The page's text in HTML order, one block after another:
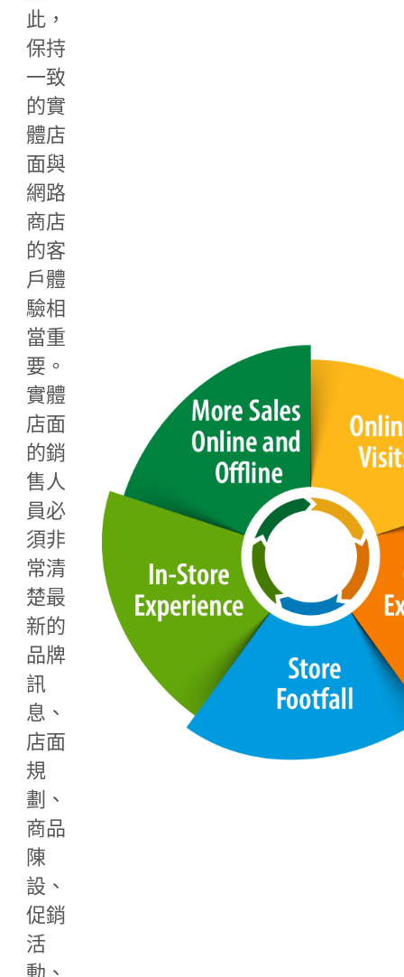
此，
保持
一致
的實
體店
面與
網路
商店
的客
戶體
驗相
當重
要。
實體
店面
的銷
售人
員必
須非
常清
楚最
新的
品牌
訊
息、
店面
規
劃、
商品
陳
設、
促銷
活